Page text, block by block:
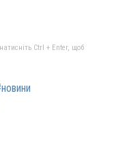
Ctrl + Enter, щоб